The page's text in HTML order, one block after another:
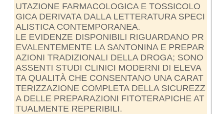
UTAZIONE FARMACOLOGICA E TOSSICOLO
GICA DERIVATA DALLA LETTERATURA SPECI
ALISTICA CONTEMPORANEA.
LE EVIDENZE DISPONIBILI RIGUARDANO PR
EVALENTEMENTE LA SANTONINA E PREPAR
AZIONI TRADIZIONALI DELLA DROGA; SONO
ASSENTI STUDI CLINICI MODERNI DI ELEVA
TA QUALITÀ CHE CONSENTANO UNA CARAT
TERIZZAZIONE COMPLETA DELLA SICUREZZ
A DELLE PREPARAZIONI FITOTERAPICHE AT
TUALMENTE REPERIBILI.